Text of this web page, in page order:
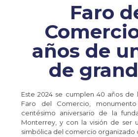
Faro
años de
de
Este 2024 se cumplen 40 años de
Faro del Comercio,
centésimo aniversario de la
Monterrey, y con la visión de ser
simbólica del comercio organizado